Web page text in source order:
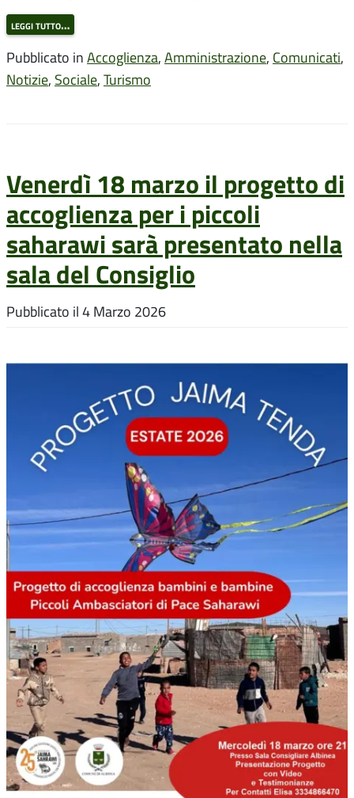
leggi tutto…
Pubblicato in Accoglienza, Amministrazione, Comunicati,
Notizie, Sociale, Turismo
Venerdì 18 marzo il progetto di
accoglienza per i piccoli
saharawi sarà presentato nella
sala del Consiglio
Pubblicato il 4 Marzo 2026